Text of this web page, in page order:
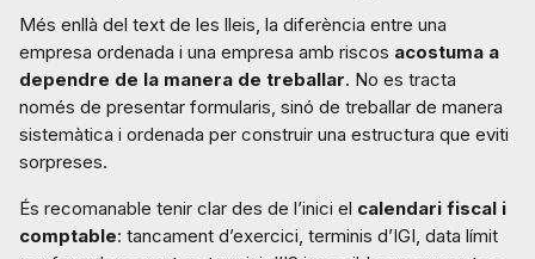
Més enllà del text de les lleis, la diferència entre una
empresa ordenada i una empresa amb riscos acostuma a
dependre de la manera de treballar. No es tracta
només de presentar formularis, sinó de treballar de manera
sistemàtica i ordenada per construir una estructura que eviti
sorpreses.
És recomanable tenir clar des de l’inici el calendari fiscal i
comptable: tancament d’exercici, terminis d’IGI, data límit